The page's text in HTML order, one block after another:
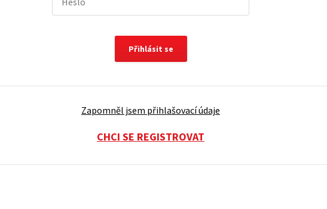
Přihlásit se
Zapomněl jsem přihlašovací údaje
CHCI SE REGISTROVAT